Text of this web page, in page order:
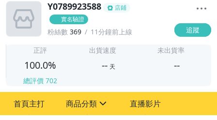
Y0789923588
店鋪
實名驗證
粉絲數 369 11分鐘前上線 追蹤
正評
100.0%
總評價 702
出貨速度
-- 天
未出貨率
--
首頁主打 商品分類 直播影片